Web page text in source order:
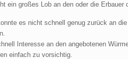
ein großes Lob an den oder die
es nicht schnell genug zurück an
Interesse an den angebotenen
einfach zu vorsichtig.